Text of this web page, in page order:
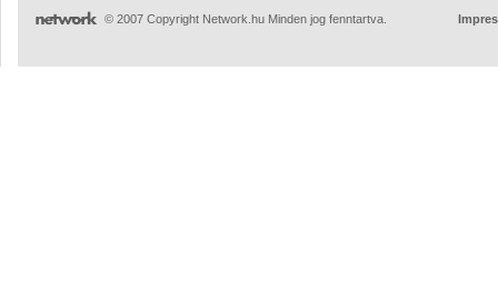
© 2007 Copyright Network.hu Minden jog fenntartva.